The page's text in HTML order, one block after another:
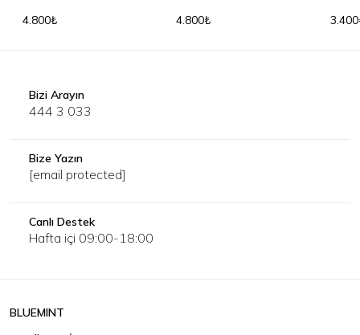
4.800₺
4.800₺
Bizi Arayın
444 3 033
Bize Yazın
[email protected]
Canlı Destek
Hafta içi 09:00-18:00
BLUEMINT